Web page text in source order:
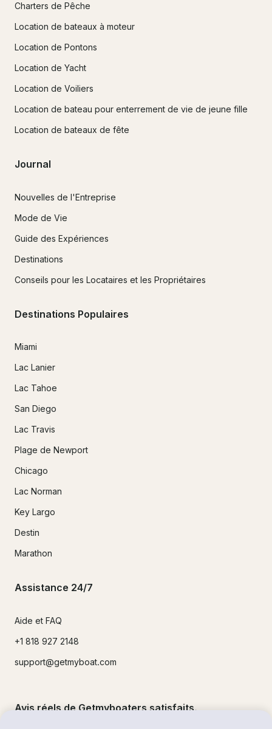
Charters de Pêche
Location de bateaux à moteur
Location de Pontons
Location de Yacht
Location de Voiliers
Location de bateau pour enterrement de vie de jeune fille
Location de bateaux de fête
Journal
Nouvelles de l'Entreprise
Mode de Vie
Guide des Expériences
Destinations
Conseils pour les Locataires et les Propriétaires
Destinations Populaires
Miami
Lac Lanier
Lac Tahoe
San Diego
Lac Travis
Plage de Newport
Chicago
Lac Norman
Key Largo
Destin
Marathon
Assistance 24/7
Aide et FAQ
+1 818 927 2148
support@getmyboat.com
Avis réels de Getmyboaters satisfaits.